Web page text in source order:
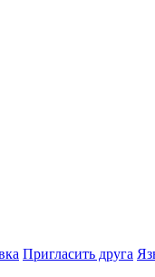
Пригласить друга